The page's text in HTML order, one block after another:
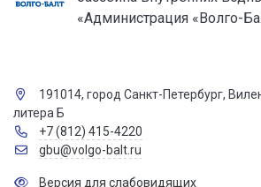
«Администрация «Волго-
191014, город Санкт-Петербург,
литера Б
+7 (812) 415-4220
gbu@volgo-balt.ru
Версия для слабовидящих